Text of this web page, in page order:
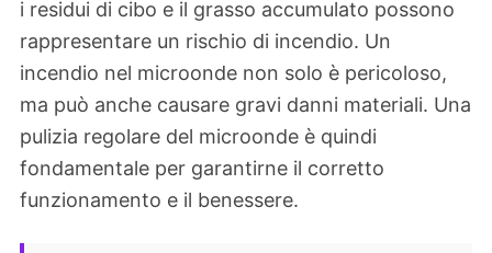
i residui di cibo e il grasso accumulato possono
rappresentare un rischio di incendio. Un
incendio nel microonde non solo è pericoloso,
ma può anche causare gravi danni materiali. Una
pulizia regolare del microonde è quindi
fondamentale per garantirne il corretto
funzionamento e il benessere.